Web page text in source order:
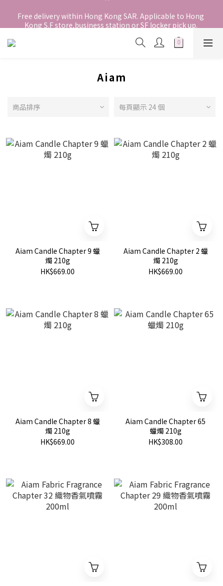
件。
Kong S.F store,business station or SF locker pick up.
WE SHIP INTERNATIONALLY. INTERNATIONAL SHIPPING
STARTING FROM HKD280/3KG.
件。
Aiam
商品排序 每頁顯示 24 個
Aiam Candle Chapter 9 蠟
燭 210g
HK$669.00
Aiam Candle Chapter 2 蠟
燭 210g
HK$669.00
Aiam Candle Chapter 8 蠟
燭 210g
HK$669.00
Aiam Candle Chapter 65
蠟燭 210g
HK$308.00